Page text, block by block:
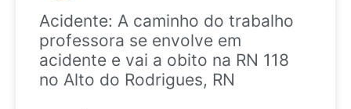
Acidente: A caminho do trabalho
professora se envolve em
acidente e vai a obito na RN 118
no Alto do Rodrigues, RN